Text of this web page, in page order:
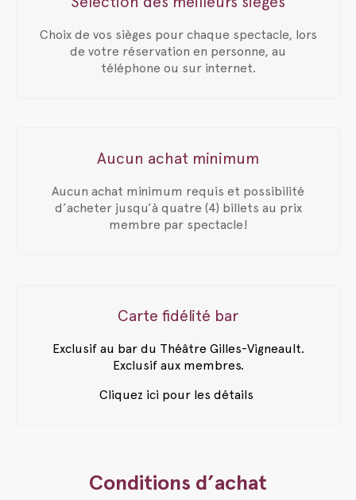
Choix de vos sièges pour chaque spectacle, lors
de votre réservation en personne, au
téléphone ou sur internet.
Aucun achat minimum
Aucun achat minimum requis et possibilité
d’acheter jusqu’à quatre (4) billets au prix
membre par spectacle!
Carte fidélité bar
Exclusif au bar du Théâtre Gilles-Vigneault.
Exclusif aux membres.
Cliquez ici pour les détails
Conditions d’achat